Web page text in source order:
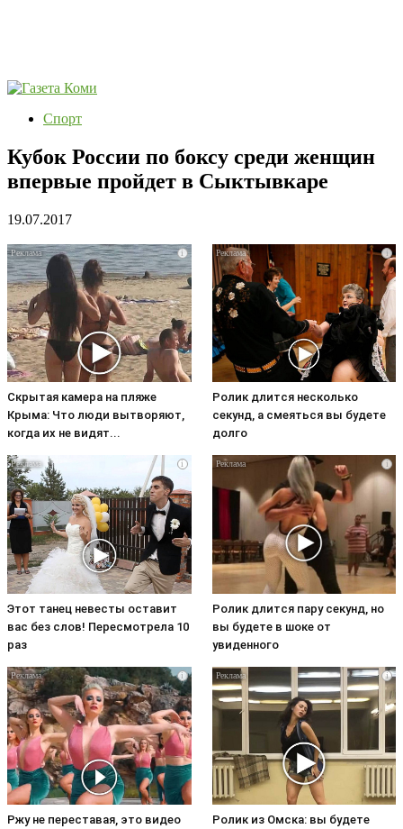
Спорт
Кубок России по боксу среди женщин
впервые пройдет в Сыктывкаре
19.07.2017
i
Скрытая камера на пляже
Крыма: Что люди вытворяют,
когда их не видят...
i
Ролик длится несколько
секунд, а смеяться вы будете
долго
i
Этот танец невесты оставит
вас без слов! Пересмотрела 10
раз
i
Ролик длится пару секунд, но
вы будете в шоке от
увиденного
i
Ржу не переставая, это видео
i
Ролик из Омска: вы будете